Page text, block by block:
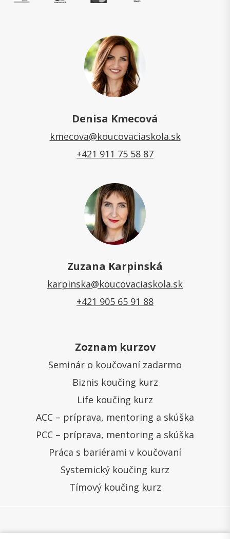
Denisa Kmecová
kmecova@koucovaciaskola.sk
+421 911 75 58 87
Zuzana Karpinská
karpinska@koucovaciaskola.sk
+421 905 65 91 88
Zoznam kurzov
Seminár o koučovaní zadarmo
Biznis koučing kurz
Life koučing kurz
ACC – príprava, mentoring a skúška
PCC – príprava, mentoring a skúška
Práca s bariérami v koučovaní
Systemický koučing kurz
Tímový koučing kurz